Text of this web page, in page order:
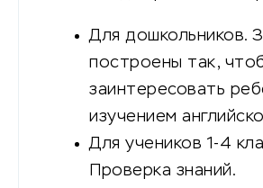
Для дошкольников.
построены так,
заинтересовать
изучением
Для учеников 1-4
Проверка знаний.